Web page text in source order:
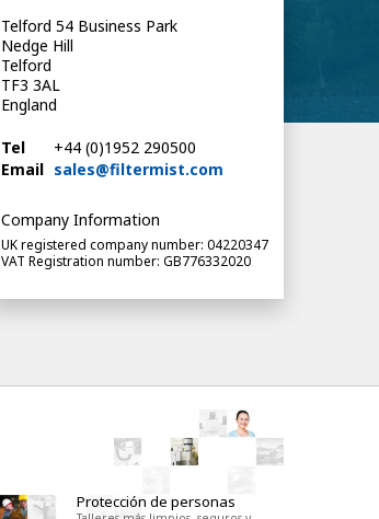
Telford 54 Business Park
Nedge Hill
Telford
TF3 3AL
England
Tel
+44 (0)1952 290500
Email sales@filtermist.com
Company Information
UK registered company number: 04220347
VAT Registration number: GB776332020
Protección de personas